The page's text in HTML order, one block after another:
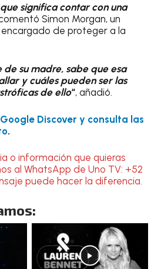
significa contar con una
Simon Morgan, un
de proteger a la
su madre, sabe que esa
y cuáles pueden ser las
de ello“, añadió.
Discover y consulta las
.
o información que quieras
al WhatsApp de Uno TV: +52
puede hacer la diferencia.